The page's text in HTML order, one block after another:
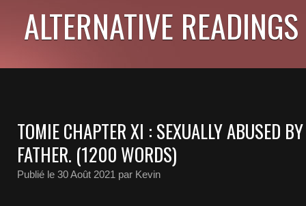
ALTERNATIVE READINGS
TOMIE CHAPTER XI : SEXUALLY ABUSED
FATHER. (1200 WORDS)
Publié le 30 Août 2021 par Kevin